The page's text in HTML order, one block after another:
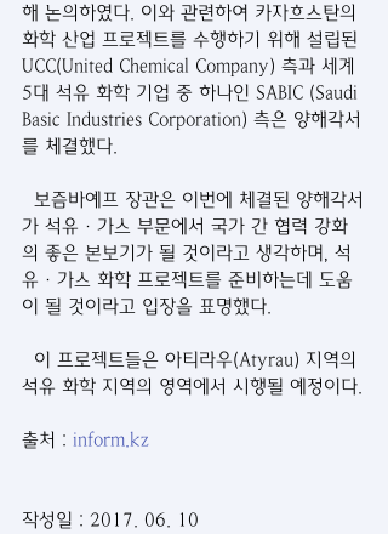
해 논의하였다. 이와 관련하여 카자흐스탄의
화학 산업 프로젝트를 수행하기 위해 설립된
UCC(United Chemical Company) 측과 세계
5대 석유 화학 기업 중 하나인 SABIC (Saudi
Basic Industries Corporation) 측은 양해각서
를 체결했다.
보즘바예프 장관은 이번에 체결된 양해각서
가 석유·가스 부문에서 국가 간 협력 강화
의 좋은 본보기가 될 것이라고 생각하며, 석
유·가스 화학 프로젝트를 준비하는데 도움
이 될 것이라고 입장을 표명했다.
이 프로젝트들은 아티라우(Atyrau) 지역의
석유 화학 지역의 영역에서 시행될 예정이다.
출처 : inform.kz
작성일 : 2017. 06. 10